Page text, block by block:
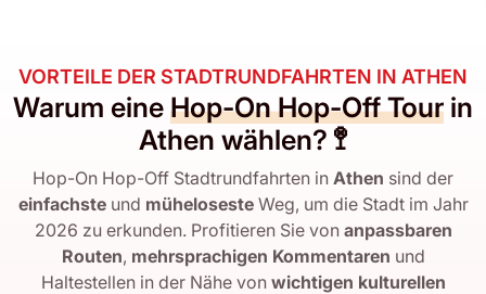
VORTEILE DER STADTRUNDFAHRTEN IN ATHEN
Warum eine Hop-On Hop-Off Tour in
Athen wählen? 🚏
Hop-On Hop-Off Stadtrundfahrten in Athen sind der
einfachsteund mühelosesteWeg, um die Stadt im Jahr
2026 zu erkunden. Profitieren Sie von anpassbaren
Routen, mehrsprachigen Kommentaren und
Haltestellen in der Nähe von wichtigen kulturellen